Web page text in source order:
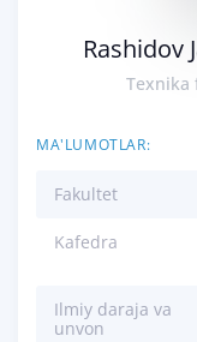
Rashidov
Texnika
MA'LUMOTLAR:
Fakultet
Kafedra
Ilmiy daraja va
unvon